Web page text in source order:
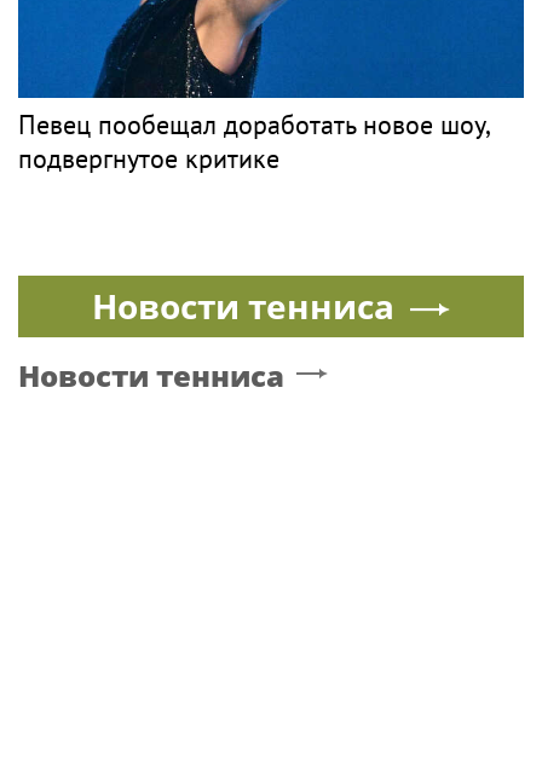
Певец пообещал доработать новое шоу,
подвергнутое критике
Новости тенниса
Новости тенниса